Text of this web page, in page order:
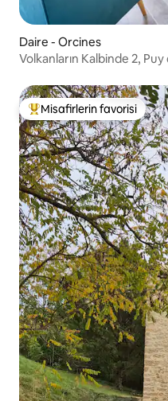
Daire - Orcines
Volkanların Kalbinde 2,
Misafirlerin favorilerinden
Misafirlerin favorisi